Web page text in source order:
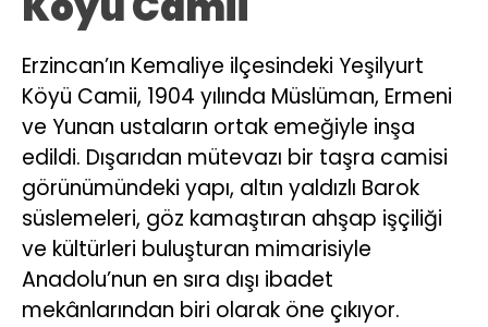
Erzincan’ın Kemaliye ilçesindeki Yeşilyurt
Köyü Camii, 1904 yılında Müslüman, Ermeni
ve Yunan ustaların ortak emeğiyle inşa
edildi. Dışarıdan mütevazı bir taşra camisi
görünümündeki yapı, altın yaldızlı Barok
süslemeleri, göz kamaştıran ahşap işçiliği
ve kültürleri buluşturan mimarisiyle
Anadolu’nun en sıra dışı ibadet
mekânlarından biri olarak öne çıkıyor.